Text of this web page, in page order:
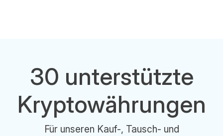
30 unterstützte
Kryptowährungen
Für unseren Kauf-, Tausch- und